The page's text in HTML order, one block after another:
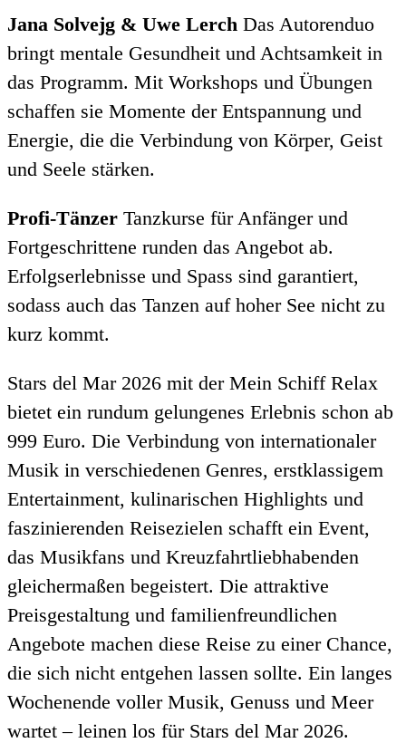
Jana Solvejg & Uwe Lerch Das Autorenduo
bringt mentale Gesundheit und Achtsamkeit in
das Programm. Mit Workshops und Übungen
schaffen sie Momente der Entspannung und
Energie, die die Verbindung von Körper, Geist
und Seele stärken.
Profi-Tänzer Tanzkurse für Anfänger und
Fortgeschrittene runden das Angebot ab.
Erfolgserlebnisse und Spass sind garantiert,
sodass auch das Tanzen auf hoher See nicht zu
kurz kommt.
Stars del Mar 2026 mit der Mein Schiff Relax
bietet ein rundum gelungenes Erlebnis schon ab
999 Euro. Die Verbindung von internationaler
Musik in verschiedenen Genres, erstklassigem
Entertainment, kulinarischen Highlights und
faszinierenden Reisezielen schafft ein Event,
das Musikfans und Kreuzfahrtliebhabenden
gleichermaßen begeistert. Die attraktive
Preisgestaltung und familienfreundlichen
Angebote machen diese Reise zu einer Chance,
die sich nicht entgehen lassen sollte. Ein langes
Wochenende voller Musik, Genuss und Meer
wartet – leinen los für Stars del Mar 2026.